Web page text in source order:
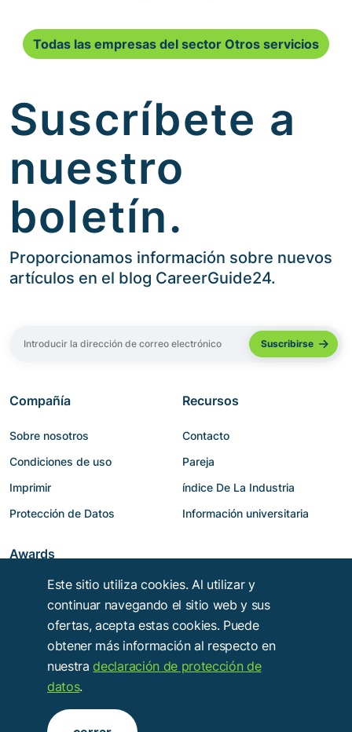
Todas las empresas del sector Otros servicios
Suscríbete a
nuestro
boletín.
Proporcionamos información sobre nuevos
artículos en el blog CareerGuide24.
Compañía
Sobre nosotros
Condiciones de uso
Imprimir
Protección de Datos
Recursos
Contacto
Pareja
índice De La Industria
Información universitaria
Awards
Copyright © 2014 - 2026 Troy Verlags- und Werbungsgesellschaft mbH
Este sitio utiliza cookies. Al utilizar y
continuar navegando el sitio web y sus
ofertas, acepta estas cookies. Puede
obtener más información al respecto en
nuestradeclaración de protección de
datos.